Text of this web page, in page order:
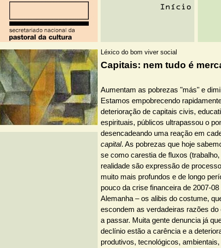
Léxico do bom viver social
Capitais: nem tudo é
Aumentam as pobrezas "más" e
Estamos empobrecendo
deterioração de capitais civis,
espirituais, públicos ultrapassou o
desencadeando uma reação em
capital. As pobrezas que hoje
se como carestia de fluxos
realidade são expressão de
muito mais profundos e de longo
pouco da crise financeira de 2007-
Alemanha – os alibis do costume,
escondem as verdadeiras razões do
a passar. Muita gente denuncia já
declínio estão a carência e a
produtivos, tecnológicos,